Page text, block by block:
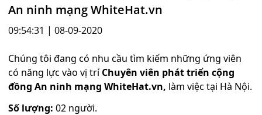
An ninh mạng WhiteHat.vn
09:54:31 | 08-09-2020
Chúng tôi đang có nhu cầu tìm kiếm những ứng viên
có năng lực vào vị tríChuyên viên phát triển cộng
đồng An ninh mạng WhiteHat.vn, làm việc tại Hà Nội.
Số lượng: 02 người.